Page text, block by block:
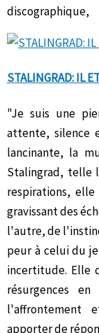
discographique,
STALINGRAD: IL
"Je suis une
attente, silence
lancinante, la
Stalingrad, telle
respirations,
gravissant des
l'autre, de
peur à celui du
incertitude. Elle
résurgences
l'affrontement
apporter de